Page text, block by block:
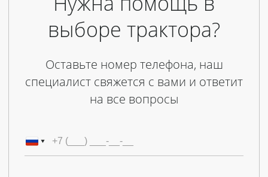
Нужна помощь в
выборе трактора?
Оставьте номер телефона, наш
специалист свяжется с вами и ответит
на все вопросы